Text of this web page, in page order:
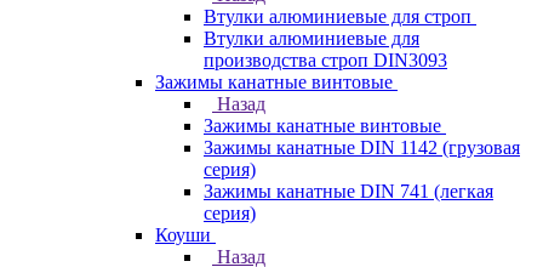
Втулки алюминиевые для строп
Втулки алюминиевые для
производства строп DIN3093
Зажимы канатные винтовые
Назад
Зажимы канатные винтовые
Зажимы канатные DIN 1142 (грузовая
серия)
Зажимы канатные DIN 741 (легкая
серия)
Коуши
Назад